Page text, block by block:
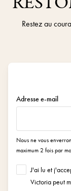
Restez au
Adresse e-mail
Nous ne vous
maximum 2 fois par
J'ai lu et
Victoria peut